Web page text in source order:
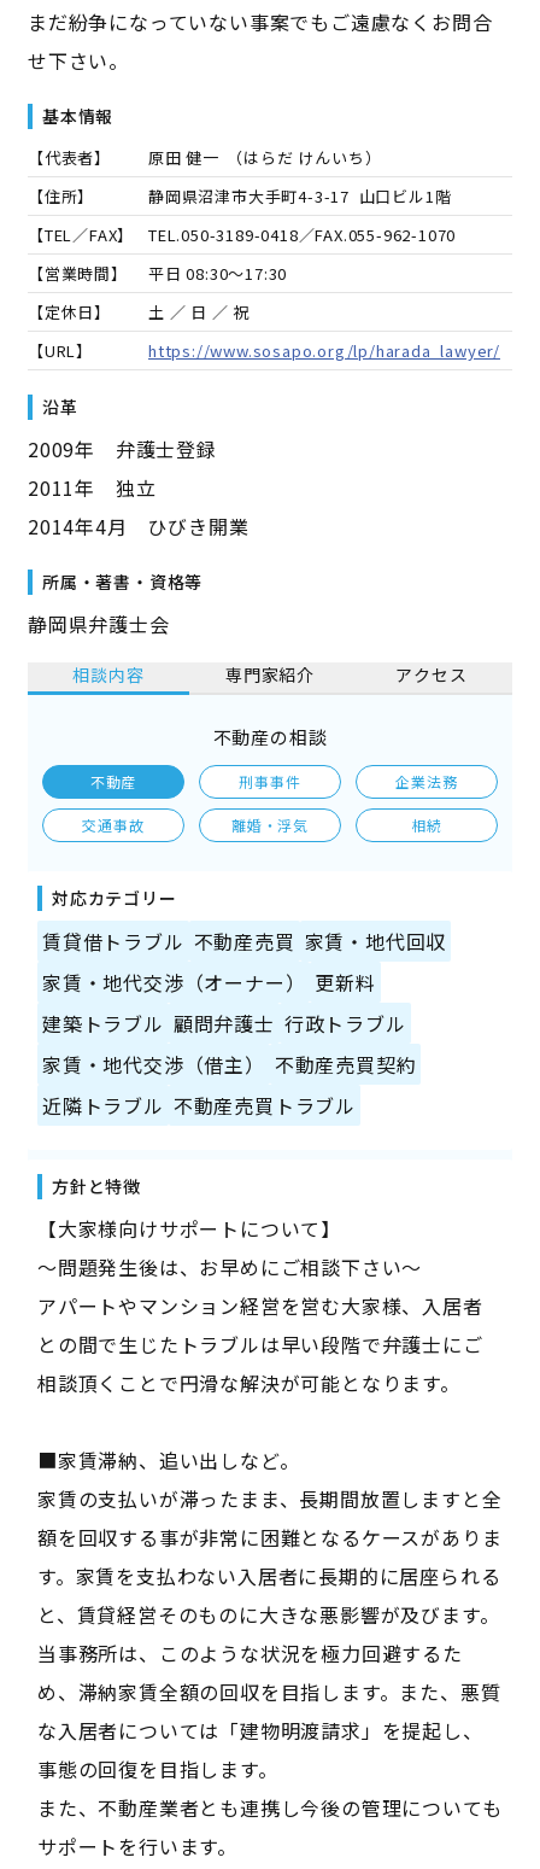
まだ紛争になっていない事案でもご遠慮なくお問合
せ下さい。
基本情報
【代表者】 原田 健一 （はらだ けんいち）
【住所】
静岡県沼津市大手町4-3-17 山口ビル1階
【TEL／FAX】
TEL.050-3189-0418／FAX.055-962-1070
【営業時間】
平日 08:30～17:30
【定休日】
土 ／ 日 ／ 祝
【URL】
https://www.sosapo.org/lp/harada_lawyer/
沿革
2009年 弁護士登録
2011年 独立
2014年4月 ひびき開業
所属・著書・資格等
静岡県弁護士会
相談内容 専門家紹介 アクセス
不動産の相談
不動産 刑事事件 企業法務
交通事故 離婚・浮気 相続
対応カテゴリー
賃貸借トラブル 不動産売買 家賃・地代回収
家賃・地代交渉（オーナー）
更新料
建築トラブル 顧問弁護士 行政トラブル
家賃・地代交渉（借主）
不動産売買契約
近隣トラブル 不動産売買トラブル
方針と特徴
【大家様向けサポートについて】
〜問題発生後は、お早めにご相談下さい〜
アパートやマンション経営を営む大家様、入居者
との間で生じたトラブルは早い段階で弁護士にご
相談頂くことで円滑な解決が可能となります。
■家賃滞納、追い出しなど。
家賃の支払いが滞ったまま、長期間放置しますと全
額を回収する事が非常に困難となるケースがありま
す。家賃を支払わない入居者に長期的に居座られる
と、賃貸経営そのものに大きな悪影響が及びます。
当事務所は、このような状況を極力回避するた
め、滞納家賃全額の回収を目指します。また、悪質
な入居者については「建物明渡請求」を提起し、
事態の回復を目指します。
また、不動産業者とも連携し今後の管理についても
サポートを行います。